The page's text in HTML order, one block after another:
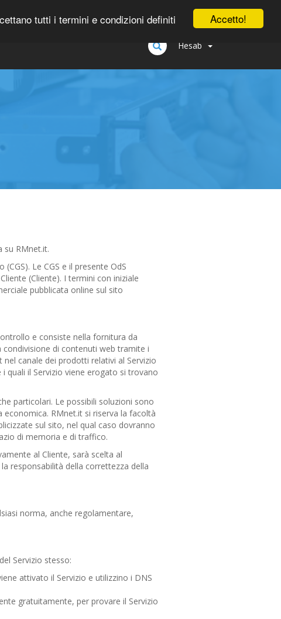
Accetto!
tutti i termini e condizioni definiti
Hesab
su RMnet.it.
Le CGS e il presente OdS
(Cliente). I termini con iniziale
pubblicata online sul sito
e consiste nella fornitura da
di contenuti web tramite i
canale dei prodotti relativi al Servizio
quali il Servizio viene erogato si trovano
particolari. Le possibili soluzioni sono
RMnet.it si riserva la facoltà
sul sito, nel qual caso dovranno
di memoria e di traffico.
al Cliente, sarà scelta al
responsabilità della correttezza della
norma, anche regolamentare,
Servizio stesso:
attivato il Servizio e utilizzino i DNS
gratuitamente, per provare il Servizio